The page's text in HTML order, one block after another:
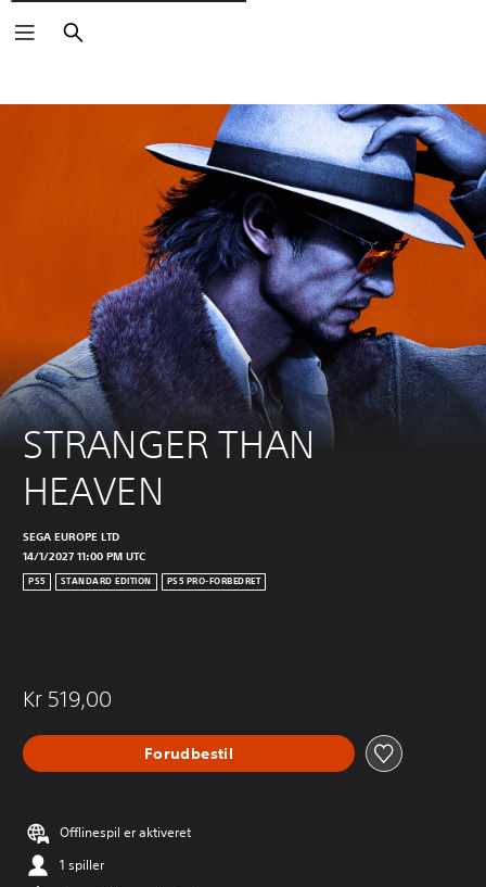
Søg
STRANGER THAN
HEAVEN
SEGA EUROPE LTD
14/1/2027 11:00 PM UTC
PS5 STANDARD EDITION PS5 PRO-FORBEDRET
Kr 519,00
Forudbestil
Offlinespil er aktiveret
1 spiller